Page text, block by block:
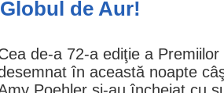
de Aur!
de-a 72-a ediţie a
în această noapte